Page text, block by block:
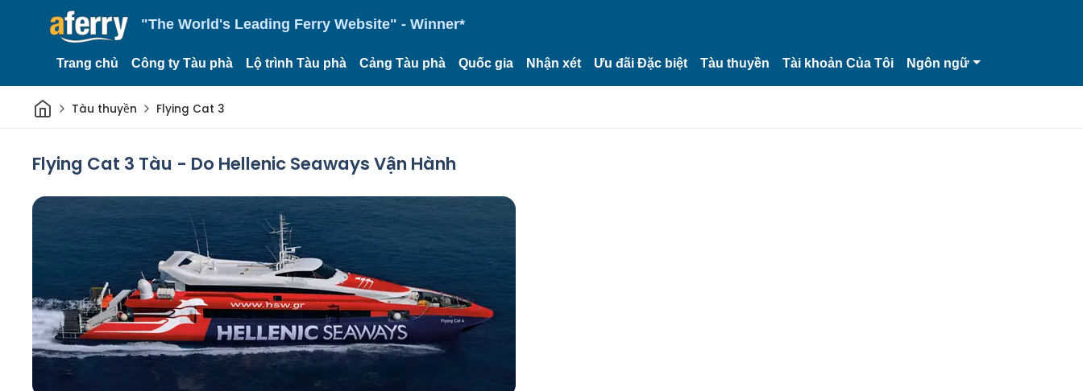
"The World's Leading Ferry Website" - Winner*
Trang chủ Công ty Tàu phà Lộ trình Tàu phà Cảng Tàu phà Quốc gia Nhận xét Ưu đãi Đặc biệt Tàu thuyền Tài khoản Của Tôi Ngôn ngữ
Trang chủ
Tàu thuyền Flying Cat 3
Flying Cat 3 Tàu - Do Hellenic Seaways Vận Hành